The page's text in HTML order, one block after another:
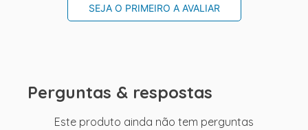
SEJA O PRIMEIRO A AVALIAR
Perguntas & respostas
Este produto ainda não tem perguntas